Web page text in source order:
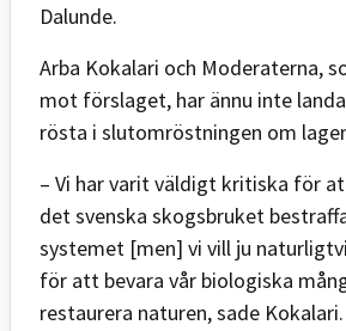
Dalunde.
Arba Kokalari och Moderaterna,
mot förslaget, har ännu inte
rösta i slutomröstningen om
– Vi har varit väldigt kritiska för
det svenska skogsbruket
systemet [men] vi vill ju
för att bevara vår biologiska
restaurera naturen, sade Kokalari.